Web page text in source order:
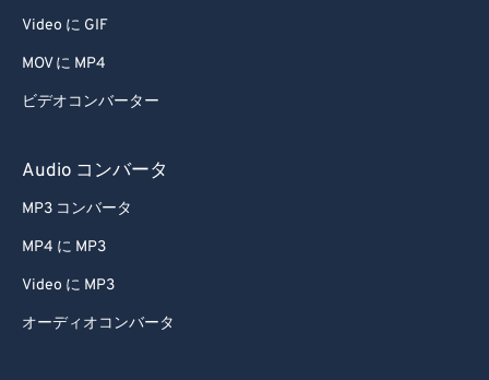
Video に GIF
MOV に MP4
ビデオコンバーター
Audio コンバータ
MP3 コンバータ
MP4 に MP3
Video に MP3
オーディオコンバータ